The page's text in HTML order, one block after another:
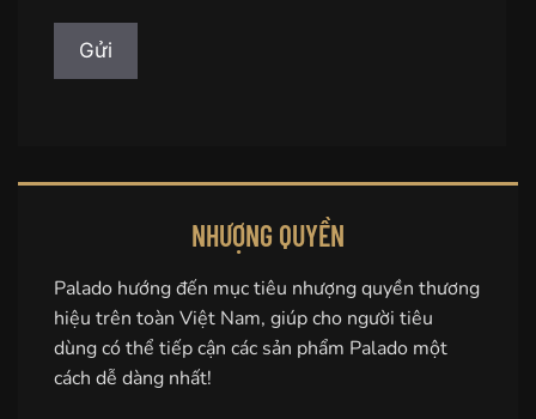
NHƯỢNG QUYỀN
Palado hướng đến mục tiêu nhượng quyền thương
hiệu trên toàn Việt Nam, giúp cho người tiêu
dùng có thể tiếp cận các sản phẩm Palado một
cách dễ dàng nhất!